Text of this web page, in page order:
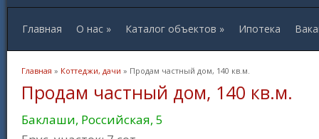
Главная О нас » Каталог объектов » Ипотека
Вы здесь
Главная » Коттеджи, дачи » Продам частный дом, 140 кв.м.
Продам частный дом, 140 кв.м.
Баклаши, Российская, 5